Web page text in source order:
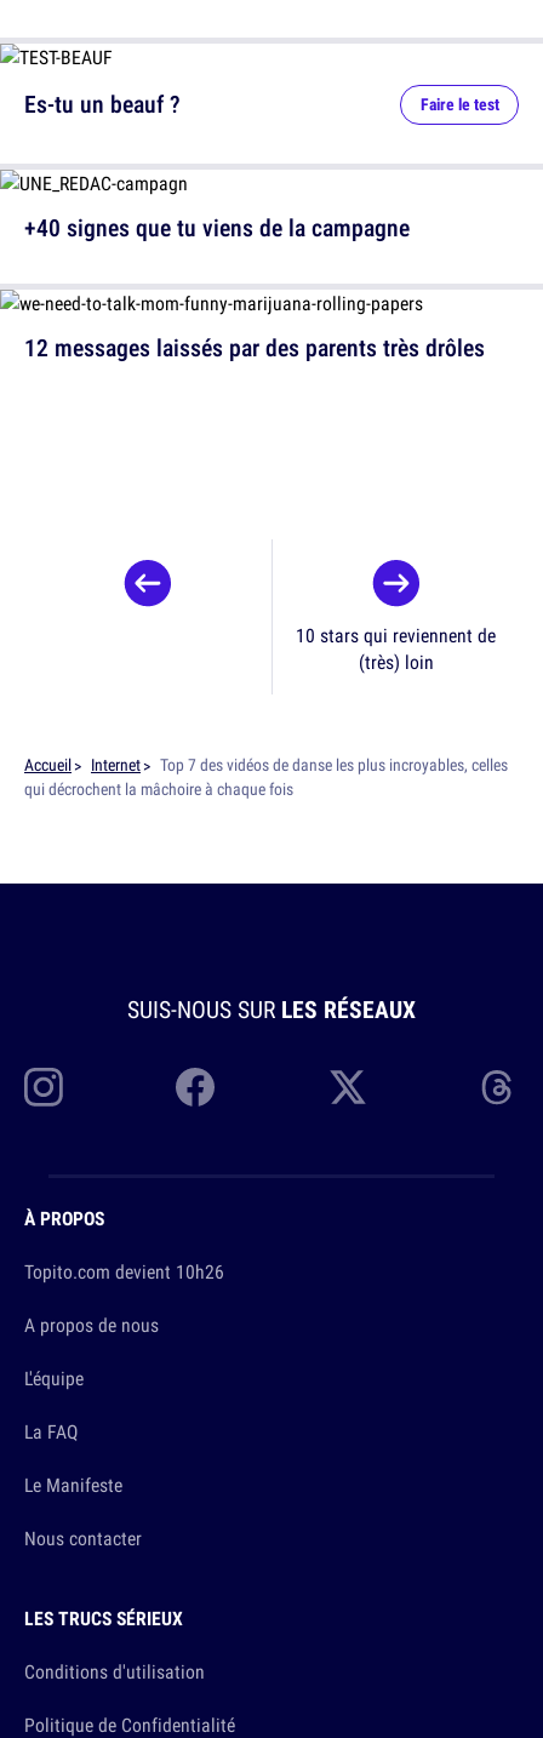
12 messages laissés par des parents très drôles
Es-tu un beauf ? Faire le test
+40 signes que tu viens de la campagne
10 stars qui reviennent de
(très) loin
Accueil Internet
Top 7 des vidéos de danse les plus incroyables, celles
qui décrochent la mâchoire à chaque fois
SUIS-NOUS SUR LES RÉSEAUX
À PROPOS
Topito.com devient 10h26
A propos de nous
L'équipe
La FAQ
Le Manifeste
Nous contacter
LES TRUCS SÉRIEUX
Conditions d'utilisation
Politique de Confidentialité